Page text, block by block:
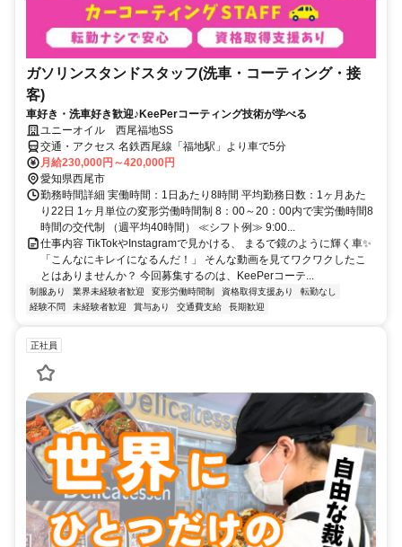
ガソリンスタンドスタッフ(洗車・コーティング・接
客)
車好き・洗車好き歓迎♪KeePerコーティング技術が学べる
ユニーオイル 西尾福地SS
交通・アクセス 名鉄西尾線「福地駅」より車で5分
月給230,000円～420,000円
愛知県西尾市
勤務時間詳細 実働時間：1日あたり8時間 平均勤務日数：1ヶ月あた
り22日 1ヶ月単位の変形労働時間制 8：00～20：00内で実労働時間8
時間の交代制 （週平均40時間） ≪シフト例≫ 9:00...
仕事内容 TikTokやInstagramで見かける、 まるで鏡のように輝く車✨
「こんなにキレイになるんだ！」 そんな動画を見てワクワクしたこ
とはありませんか？ 今回募集するのは、KeePerコーテ...
制服あり 業界未経験者歓迎 変形労働時間制 資格取得支援あり
転勤なし
経験不問
未経験者歓迎 賞与あり 交通費支給 長期歓迎
正社員